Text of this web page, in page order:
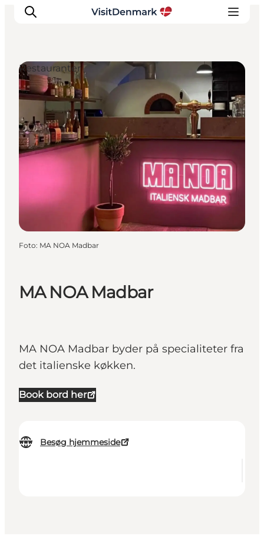
Inspiration
Destinationer
Oplevelser
Overnatning
MA NOA Madbar
MA NOA Madbar byder på specialiteter fra
det italienske køkken.
Book bord her
Besøg hjemmeside
Restauranter
Foto: MA NOA Madbar